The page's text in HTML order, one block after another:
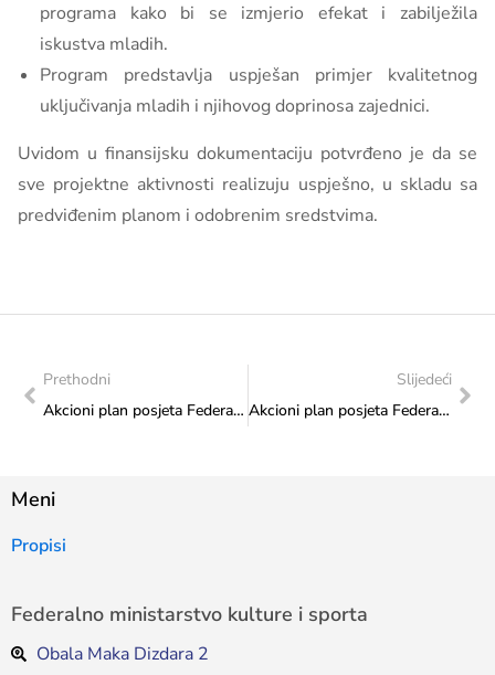
programa kako bi se izmjerio efekat i zabilježila
iskustva mladih.
Program predstavlja uspješan primjer kvalitetnog
uključivanja mladih i njihovog doprinosa zajednici.
Uvidom u finansijsku dokumentaciju potvrđeno je da se
sve projektne aktivnosti realizuju uspješno, u skladu sa
predviđenim planom i odobrenim sredstvima.
Prethodni
Akcioni plan posjeta Federalnog ministarstva kulture i sporta: Udruženje za promicanje umjetnosti i kulture “Belcanto”
Slijedeći
Akcioni plan posjeta Federalnog ministarstva kulture i sporta: Udruženje “Abduco” Mostar
Meni
Propisi
Federalno ministarstvo kulture i sporta
Obala Maka Dizdara 2